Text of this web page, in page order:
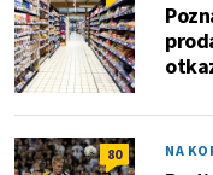
80 NA